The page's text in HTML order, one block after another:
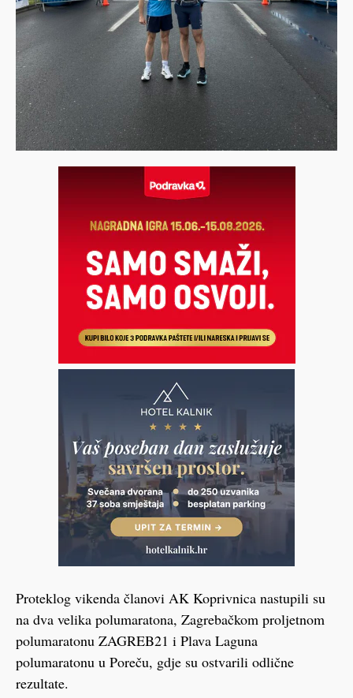
Proteklog vikenda članovi AK Koprivnica nastupili su
na dva velika polumaratona, Zagrebačkom proljetnom
polumaratonu ZAGREB21 i Plava Laguna
polumaratonu u Poreču, gdje su ostvarili odlične
rezultate.